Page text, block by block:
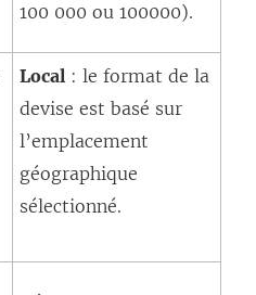
100 000 ou 100000).
Local : le format de la
devise est basé sur
l’emplacement
géographique
sélectionné.